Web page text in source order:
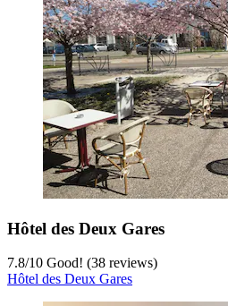
Hôtel des Deux Gares
7.8/10 Good! (38 reviews)
Hôtel des Deux Gares